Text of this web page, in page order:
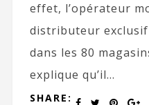
effet, l’opérateur
distributeur
dans les 80
explique qu’il...
SHARE: